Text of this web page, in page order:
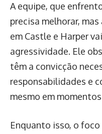
A equipe, que
precisa melhorar,
em Castle e Harper
agressividade. Ele
têm a convicção
responsabilidades e
mesmo em
Enquanto isso, o